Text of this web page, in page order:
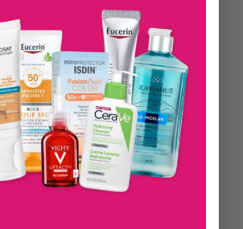
y brillante con el tiempo. Su fórmula con
y ácido hialurónico hidrata los labios hasta
de cereza y ácido hialurónico.